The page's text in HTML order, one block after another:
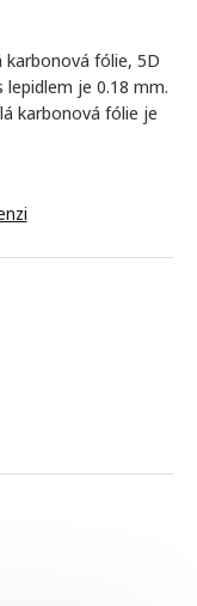
karbonová fólie, 5D
je 0.18 mm.
karbonová fólie je